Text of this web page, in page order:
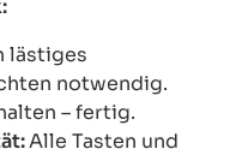
lästiges
notwendig.
– fertig.
Alle Tasten und